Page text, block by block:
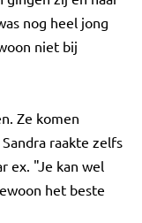
nog heel jong
niet bij
Ze komen
raakte zelfs
ex. "Je kan wel
het beste